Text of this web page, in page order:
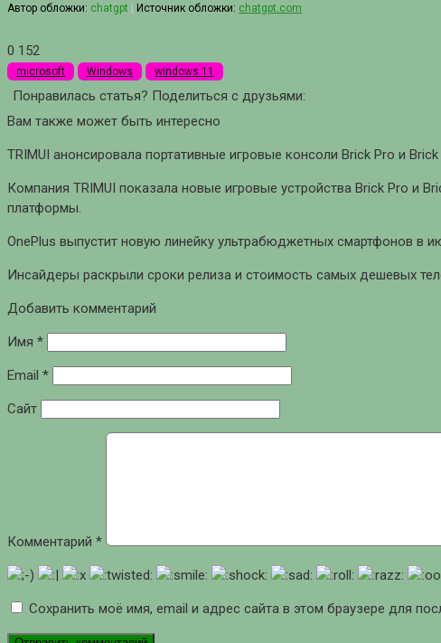
Автор обложки: chatgpt Источник обложки: chatgpt.com
0 152
microsoft Windows windows 11
Понравилась статья? Поделиться с друзьями:
Вам также может быть интересно
TRIMUI анонсировала портативные игровые консоли Brick Pro и
Компания TRIMUI показала новые игровые устройства Brick Pro и
платформы.
OnePlus выпустит новую линейку ультрабюджетных смартфонов в
Инсайдеры раскрыли сроки релиза и стоимость самых дешевых
Добавить комментарий
Имя *
Email *
Сайт
Комментарий *
Сохранить моё имя, email и адрес сайта в этом браузере для